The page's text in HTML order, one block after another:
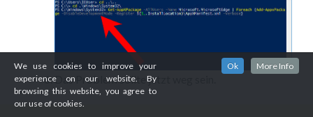
Das Problem sollte jetzt weg sein.
We use cookies to improve your
experience on our website. By
browsing this website, you agree to
our use of cookies.
Ok More Info